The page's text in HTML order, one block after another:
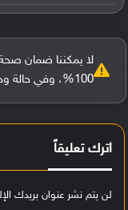
لا يمكننا ضمان
100%، وفي حالة وجود خطأ يُرجى
اترك تعليقاً
لن يتم نشر عنوان بريدك